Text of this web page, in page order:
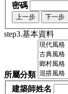
密碼
上一步 下一步
step3.基本資料
所屬分類
建築師姓名